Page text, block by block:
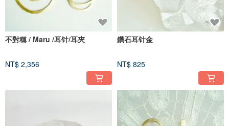
不對稱 / Maru /耳针/耳夾
NT$ 2,356
鑽石耳针金
NT$ 825